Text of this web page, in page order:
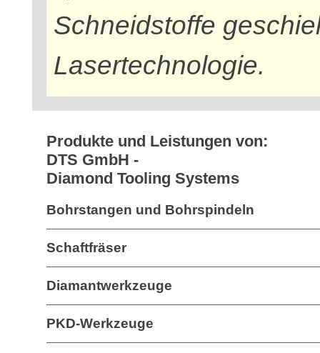
Schneidstoffe
Lasertechnologie.
Produkte und Leistungen von:
DTS GmbH -
Diamond Tooling Systems
Bohrstangen und Bohrspindeln
Schaftfräser
Diamantwerkzeuge
PKD-Werkzeuge